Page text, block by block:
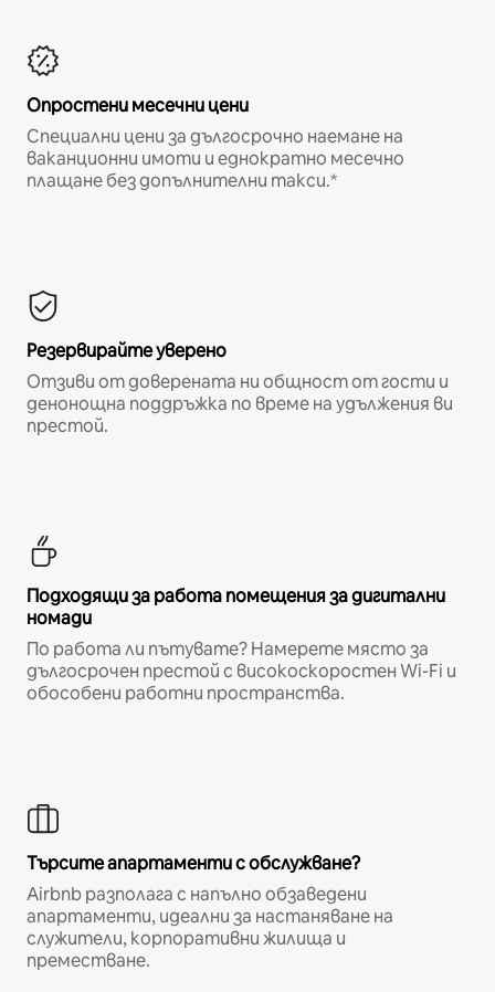
Опростени месечни цени
Специални цени за дългосрочно наемане на
ваканционни имоти и еднократно месечно
плащане без допълнителни такси.*
Резервирайте уверено
Отзиви от доверената ни общност от гости и
денонощна поддръжка по време на удължения ви
престой.
Подходящи за работа помещения за дигитални
номади
По работа ли пътувате? Намерете място за
дългосрочен престой с високоскоростен Wi-Fi и
обособени работни пространства.
Търсите апартаменти с обслужване?
Airbnb разполага с напълно обзаведени
апартаменти, идеални за настаняване на
служители, корпоративни жилища и
преместване.